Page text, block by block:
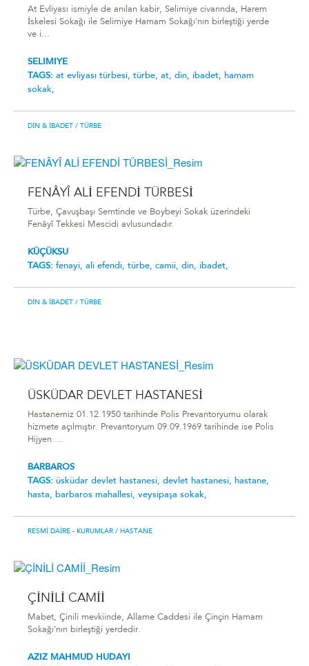
At Evliyası ismiyle de anılan kabir, Selimiye civarında, Harem
İskelesi Sokağı ile Selimiye Hamam Sokağı'nın birleştiği yerde
ve i...
SELIMIYE
TAGS: at evliyası türbesi, türbe, at, din, ibadet, hamam
sokak,
DIN & İBADET / TÜRBE
FENÂYÎ ALİ EFENDİ TÜRBESİ
Türbe, Çavuşbaşı Semtinde ve Boybeyi Sokak üzerindeki
Fenâyî Tekkesi Mescidi avlusundadır.
KÜÇÜKSU
TAGS: fenayi, ali efendi, türbe, camii, din, ibadet,
DIN & İBADET / TÜRBE
ÜSKÜDAR DEVLET HASTANESİ
Hastanemiz 01.12.1950 tarihinde Polis Prevantoryumu olarak
hizmete açılmıştır. Prevantoryum 09.09.1969 tarihinde ise Polis
Hijyen ...
BARBAROS
TAGS: üsküdar devlet hastanesi, devlet hastanesi, hastane,
hasta, barbaros mahallesi, veysipaşa sokak,
RESMI DAIRE - KURUMLAR / HASTANE
ÇİNİLİ CAMİİ
Mabet, Çinili mevkiinde, Allame Caddesi ile Çinçin Hamam
Sokağı'nın birleştiği yerdedir.
AZIZ MAHMUD HUDAYI